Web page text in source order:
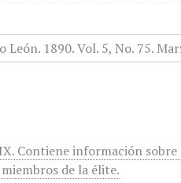
Contiene información
de la élite.